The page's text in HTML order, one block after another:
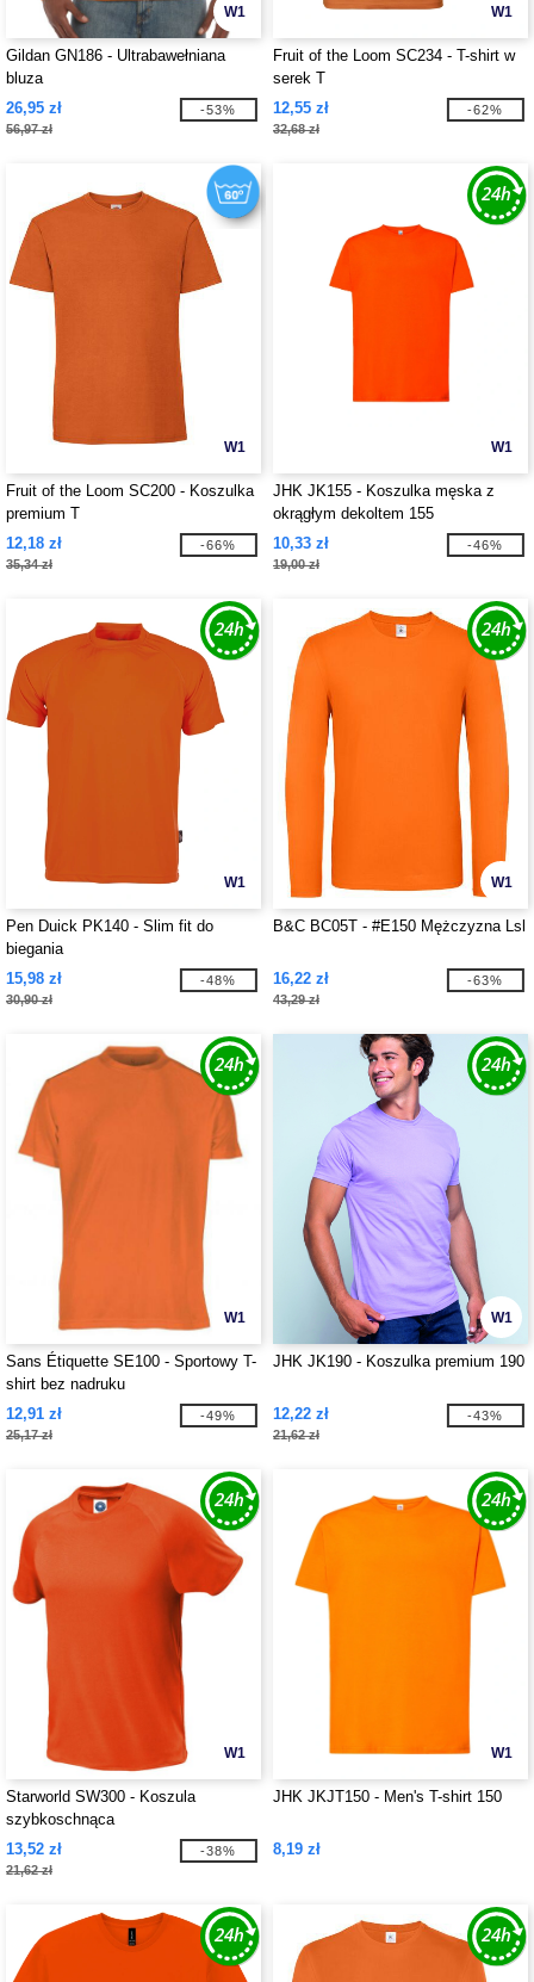
W1
Gildan GN186 - Ultrabawełniana
bluza
26,95 zł
56,97 zł
-53%
W1
Fruit of the Loom SC234 - T-shirt w
serek T
12,55 zł
32,68 zł
-62%
W1
Fruit of the Loom SC200 - Koszulka
premium T
12,18 zł
35,34 zł
-66%
W1
JHK JK155 - Koszulka męska z
okrągłym dekoltem 155
10,33 zł
19,00 zł
-46%
W1
Pen Duick PK140 - Slim fit do
biegania
15,98 zł
30,90 zł
-48%
W1
B&C BC05T - #E150 Mężczyzna Lsl
16,22 zł
43,29 zł
-63%
W1
Sans Étiquette SE100 - Sportowy T-
shirt bez nadruku
12,91 zł
25,17 zł
-49%
W1
JHK JK190 - Koszulka premium 190
12,22 zł
21,62 zł
-43%
W1
Starworld SW300 - Koszula
szybkoschnąca
13,52 zł
21,62 zł
-38%
W1
JHK JKJT150 - Men's T-shirt 150
8,19 zł